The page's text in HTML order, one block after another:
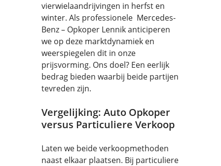
vierwielaandrijvingen in herfst en
winter. Als professionele Mercedes-
Benz – Opkoper Lennik anticiperen
we op deze marktdynamiek en
weerspiegelen dit in onze
prijsvorming. Ons doel? Een eerlijk
bedrag bieden waarbij beide partijen
tevreden zijn.
Vergelijking: Auto Opkoper
versus Particuliere Verkoop
Laten we beide verkoopmethoden
naast elkaar plaatsen. Bij particuliere